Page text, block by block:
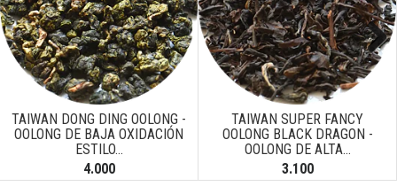
TAIWAN DONG DING OOLONG -
OOLONG DE BAJA OXIDACIÓN
ESTILO...
4.000
TAIWAN SUPER FANCY
OOLONG BLACK DRAGON -
OOLONG DE ALTA...
3.100
Next